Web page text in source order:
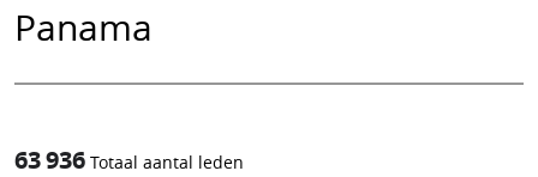
Panama
63 936 Totaal aantal leden